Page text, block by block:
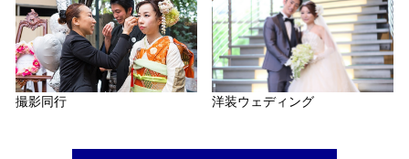
撮影同行 洋装ウェディング